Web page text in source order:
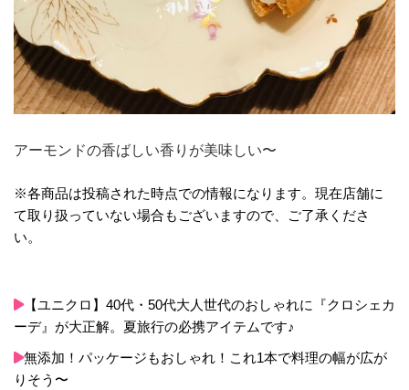
アーモンドの香ばしい香りが美味しい〜
※各商品は投稿された時点での情報になります。現在店舗に
て取り扱っていない場合もございますので、ご了承くださ
い。
【ユニクロ】40代・50代大人世代のおしゃれに『クロシェカ
ーデ』が大正解。夏旅行の必携アイテムです♪
無添加！パッケージもおしゃれ！これ1本で料理の幅が広が
りそう〜